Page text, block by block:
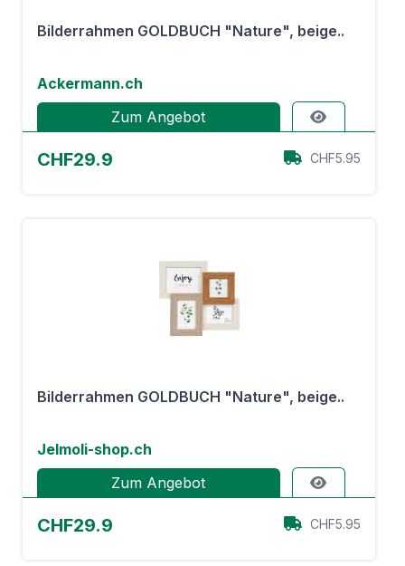
Bilderrahmen GOLDBUCH "Nature", beige..
Ackermann.ch
Zum Angebot
CHF29.9 CHF5.95
Bilderrahmen GOLDBUCH "Nature", beige..
Jelmoli-shop.ch
Zum Angebot
CHF29.9 CHF5.95